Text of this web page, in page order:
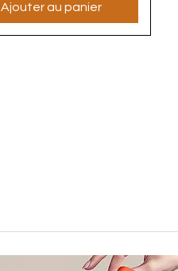
Ajouter au panier